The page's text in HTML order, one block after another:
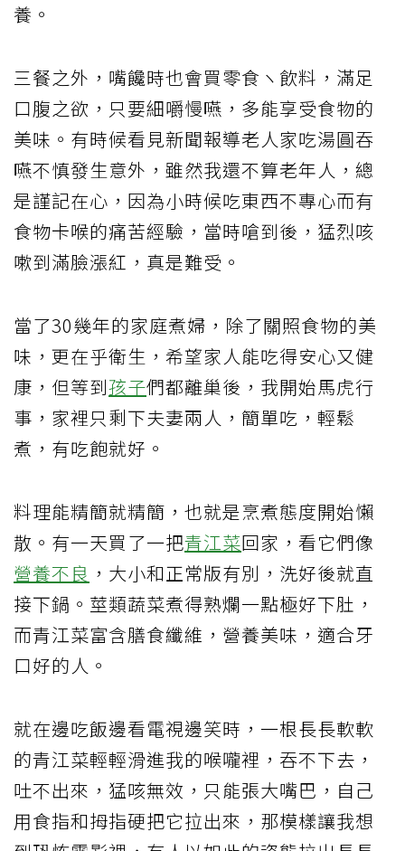
養。
三餐之外，嘴饞時也會買零食ヽ飲料，滿足
口腹之欲，只要細嚼慢嚥，多能享受食物的
美味。有時候看見新聞報導老人家吃湯圓吞
嚥不慎發生意外，雖然我還不算老年人，總
是謹記在心，因為小時候吃東西不專心而有
食物卡喉的痛苦經驗，當時嗆到後，猛烈咳
嗽到滿臉漲紅，真是難受。
當了30幾年的家庭煮婦，除了關照食物的美
味，更在乎衛生，希望家人能吃得安心又健
康，但等到孩子們都離巢後，我開始馬虎行
事，家裡只剩下夫妻兩人，簡單吃，輕鬆
煮，有吃飽就好。
料理能精簡就精簡，也就是烹煮態度開始懶
散。有一天買了一把青江菜回家，看它們像
營養不良 ，大小和正常版有別，洗好後就直
接下鍋。莖類蔬菜煮得熟爛一點極好下肚，
而青江菜富含膳食纖維，營養美味，適合牙
口好的人。
就在邊吃飯邊看電視邊笑時，一根長長軟軟
的青江菜輕輕滑進我的喉嚨裡，吞不下去，
吐不出來，猛咳無效，只能張大嘴巴，自己
用食指和拇指硬把它拉出來，那模樣讓我想